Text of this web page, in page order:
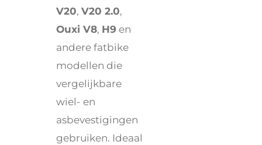
V20, V20 2.0,
Ouxi V8, H9 en
andere fatbike
modellen die
vergelijkbare
wiel- en
asbevestigingen
gebruiken. Ideaal